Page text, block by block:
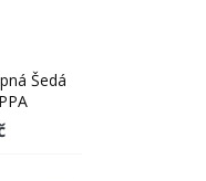
Šedá